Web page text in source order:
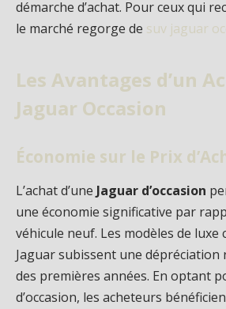
démarche d’achat. Pour ceux qui
le marché regorge de suv jaguar
Les Avantages d’un
Jaguar Occasion
Économie sur le Prix
L’achat d’une Jaguar d’occasion
une économie significative par
véhicule neuf. Les modèles de luxe
Jaguar subissent une dépréciation
des premières années. En optant
d’occasion, les acheteurs